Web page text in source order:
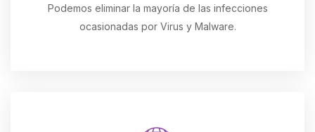
Podemos eliminar la mayoría de las infecciones
ocasionadas por Virus y Malware.